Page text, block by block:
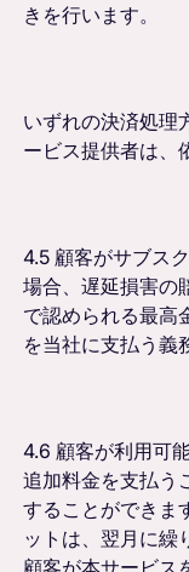
きを行います。
いずれの決済処理
ービス提供者は、
4.5 顧客がサブス
場合、遅延損害の
で認められる最高
を当社に支払う義
4.6 顧客が利用可
追加料金を支払う
することができま
ットは、翌月に繰
顧客が本サービス